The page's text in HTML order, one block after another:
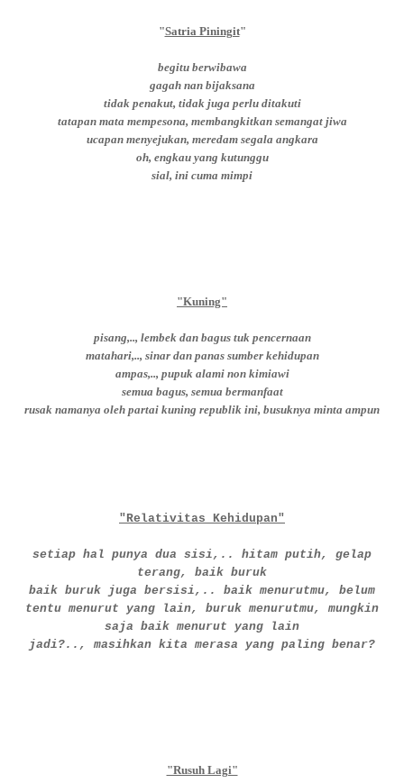
"Satria Piningit"
begitu berwibawa
gagah nan bijaksana
tidak penakut, tidak juga perlu ditakuti
tatapan mata mempesona, membangkitkan semangat jiwa
ucapan menyejukan, meredam segala angkara
oh, engkau yang kutunggu
sial, ini cuma mimpi
"Kuning"
pisang,.., lembek dan bagus tuk pencernaan
matahari,.., sinar dan panas sumber kehidupan
ampas,.., pupuk alami non kimiawi
semua bagus, semua bermanfaat
rusak namanya oleh partai kuning republik ini, busuknya minta ampun
"Relativitas Kehidupan"
setiap hal punya dua sisi,.. hitam putih, gelap
terang, baik buruk
baik buruk juga bersisi,.. baik menurutmu, belum
tentu menurut yang lain, buruk menurutmu, mungkin
saja baik menurut yang lain
jadi?.., masihkan kita merasa yang paling benar?
"Rusuh Lagi"